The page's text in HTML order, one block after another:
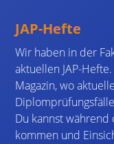
JAP-Hefte
Wir haben in der
aktuellen JAP-
Magazin, wo
Du kannst
kommen und